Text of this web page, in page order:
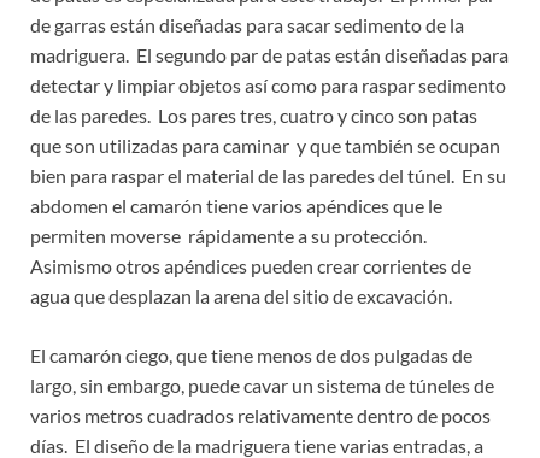
de garras están diseñadas para sacar sedimento de la
madriguera. El segundo par de patas están diseñadas para
detectar y limpiar objetos así como para raspar sedimento
de las paredes. Los pares tres, cuatro y cinco son patas
que son utilizadas para caminar y que también se ocupan
bien para raspar el material de las paredes del túnel. En su
abdomen el camarón tiene varios apéndices que le
permiten moverse rápidamente a su protección.
Asimismo otros apéndices pueden crear corrientes de
agua que desplazan la arena del sitio de excavación.
El camarón ciego, que tiene menos de dos pulgadas de
largo, sin embargo, puede cavar un sistema de túneles de
varios metros cuadrados relativamente dentro de pocos
días. El diseño de la madriguera tiene varias entradas, a